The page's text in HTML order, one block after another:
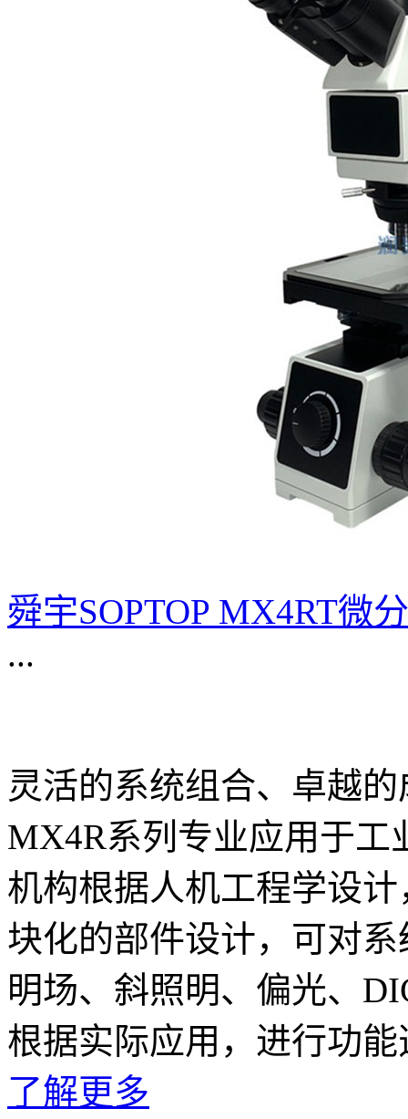
舜宇SOPTOP MX4RT微
...
灵活的系统组合、卓越
MX4R系列专业应用于工
机构根据人机工程学设
块化的部件设计，可对
明场、斜照明、偏光、
根据实际应用，进行功能
了解更多